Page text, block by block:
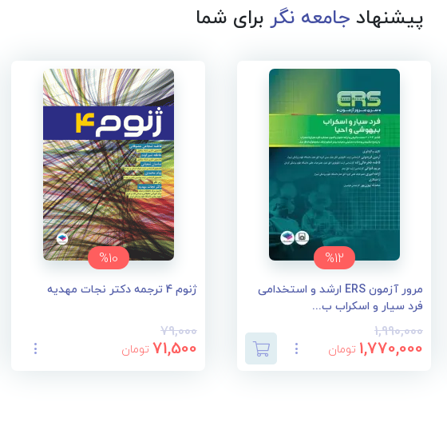
پیشنهادجامعه نگربرای شما
%12
مرور آزمون ERS ارشد و استخدامی
فرد سیار و اسکراب ب...
1,990,000
1,770,000 تومان
%10
ژنوم 4 ترجمه دکتر نجات مهدیه
79,000
71,500 تومان